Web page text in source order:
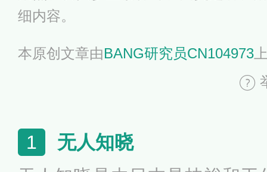
细内容。
本原创文章由BANG研究员CN104973
1 无人知晓